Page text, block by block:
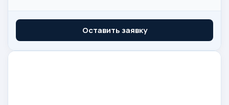
Оставить заявку